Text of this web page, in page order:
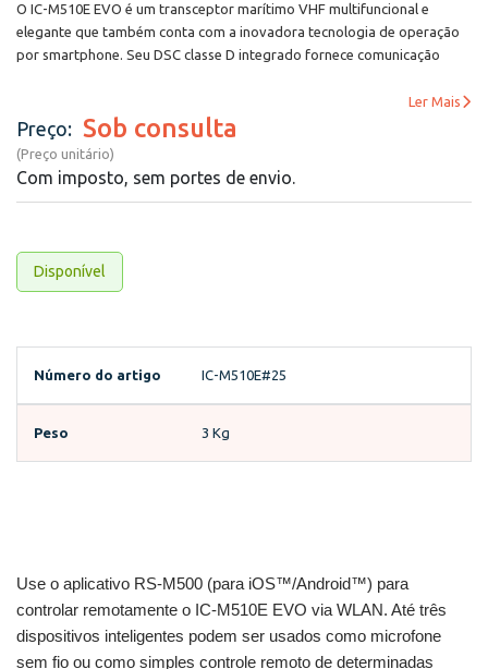
O IC-M510E EVO é um transceptor marítimo VHF multifuncional e
elegante que também conta com a inovadora tecnologia de operação
por smartphone. Seu DSC classe D integrado fornece comunicação
a conectividade NMEA 2000? integrada e as funções de alto-falante
bidirecional/rádio RX aprimoram ainda mais sua experiência no mar. O
controle remoto simples por meio de um dispositivo inteligente
proporciona uma experiência de comunicação a bordo sem
precedentes. Além disso, o produto possui um display colorido,
barcos à vela, bem como em resgate e segurança pública.
Ler Mais
Preço: Sob consulta
(Preço unitário)
Com imposto, sem portes de envio.
Disponível
Número do artigo IC-M510E#25
Peso 3 Kg
Use o aplicativo RS-M500 (para iOS™/Android™) para
controlar remotamente o IC-M510E EVO via WLAN. Até três
dispositivos inteligentes podem ser usados ​​como microfone
sem fio ou como simples controle remoto de determinadas